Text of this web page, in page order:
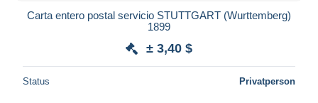
Carta entero postal servicio STUTTGART (Wurttemberg)
1899
± 3,40 $
Status Privatperson